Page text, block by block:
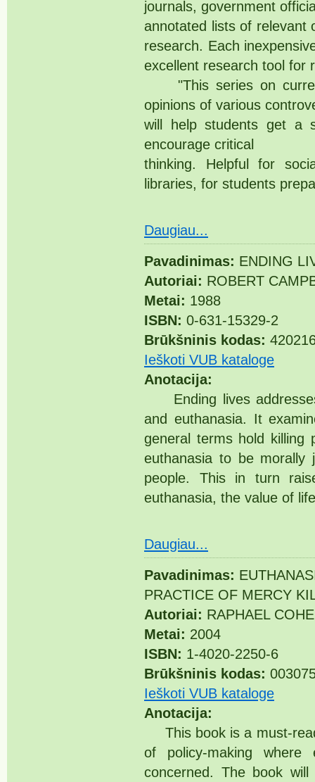
journals, government
annotated lists of relevant
research. Each
excellent research tool for
"This series on
opinions of various
will help students get a
encourage critical
thinking. Helpful for
libraries, for students
Daugiau...
Pavadinimas: ENDING
Autoriai: ROBERT
Metai: 1988
ISBN: 0-631-15329-2
Brūkšninis kodas:
Ieškoti VUB kataloge
Anotacija:
Ending lives
and euthanasia. It
general terms hold killing
euthanasia to be morally
people. This in turn
euthanasia, the value of
Daugiau...
Pavadinimas:
PRACTICE OF MERCY
Autoriai: RAPHAEL
Metai: 2004
ISBN: 1-4020-2250-6
Brūkšninis kodas:
Ieškoti VUB kataloge
Anotacija:
This book is a must-
of policy-making where
concerned. The book